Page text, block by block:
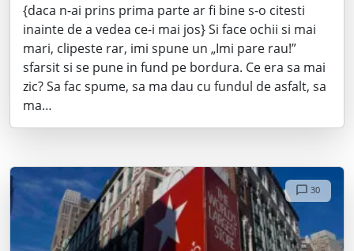
{daca n-ai prins prima parte ar fi bine s-o citesti
inainte de a vedea ce-i mai jos} Si face ochii si mai
mari, clipeste rar, imi spune un „Imi pare rau!”
sfarsit si se pune in fund pe bordura. Ce era sa mai
zic? Sa fac spume, sa ma dau cu fundul de asfalt, sa
ma…
30